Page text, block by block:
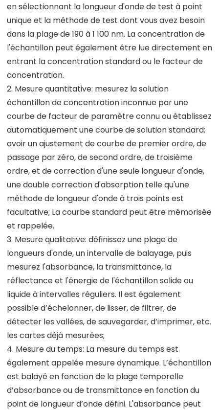
en sélectionnant la longueur d'onde de test à point
unique et la méthode de test dont vous avez besoin
dans la plage de 190 à 1 100 nm. La concentration de
l'échantillon peut également être lue directement en
entrant la concentration standard ou le facteur de
concentration.
2. Mesure quantitative: mesurez la solution
échantillon de concentration inconnue par une
courbe de facteur de paramètre connu ou établissez
automatiquement une courbe de solution standard;
avoir un ajustement de courbe de premier ordre, de
passage par zéro, de second ordre, de troisième
ordre, et de correction d'une seule longueur d'onde,
une double correction d'absorption telle qu'une
méthode de longueur d'onde à trois points est
facultative; La courbe standard peut être mémorisée
et rappelée.
3. Mesure qualitative: définissez une plage de
longueurs d'onde, un intervalle de balayage, puis
mesurez l'absorbance, la transmittance, la
réflectance et l'énergie de l'échantillon solide ou
liquide à intervalles réguliers. Il est également
possible d’échelonner, de lisser, de filtrer, de
détecter les vallées, de sauvegarder, d’imprimer, etc.
les cartes déjà mesurées;
4. Mesure du temps: La mesure du temps est
également appelée mesure dynamique. L’échantillon
est balayé en fonction de la plage temporelle
d’absorbance ou de transmittance en fonction du
point de longueur d’onde défini. L'absorbance peut